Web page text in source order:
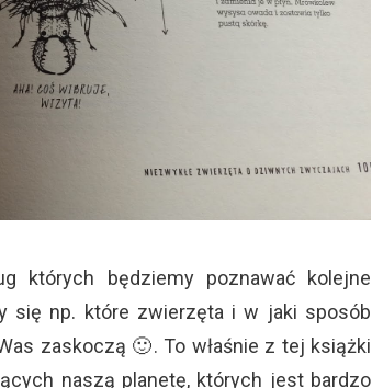
których będziemy poznawać kolejne
się np. które zwierzęta i w jaki sposób
zaskoczą 🙂. To właśnie z tej książki
naszą planetę, których jest bardzo